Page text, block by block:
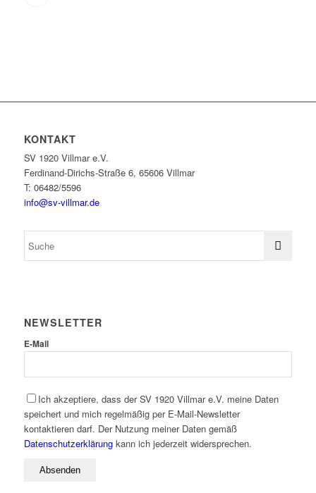
KONTAKT
SV 1920 Villmar e.V.
Ferdinand-Dirichs-Straße 6, 65606 Villmar
T: 06482/5596
info@sv-villmar.de
NEWSLETTER
E-Mail
Ich akzeptiere, dass der SV 1920 Villmar e.V. meine Daten
speichert und mich regelmäßig per E-Mail-Newsletter
kontaktieren darf. Der Nutzung meiner Daten gemäß
Datenschutzerklärungkann ich jederzeit widersprechen.